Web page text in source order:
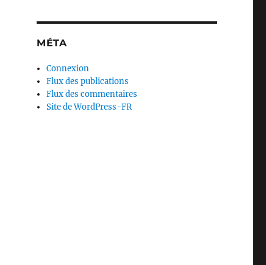
MÉTA
Connexion
Flux des publications
Flux des commentaires
Site de WordPress-FR